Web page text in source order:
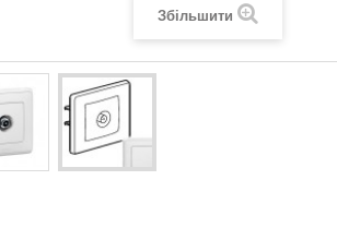
Збільшити